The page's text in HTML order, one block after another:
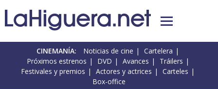
CINEMANÍA: Noticias de cine
Cartelera
Próximos estrenos
DVD Avances
Tráilers
Festivales y premios
Actores y actrices
Carteles
Box-office